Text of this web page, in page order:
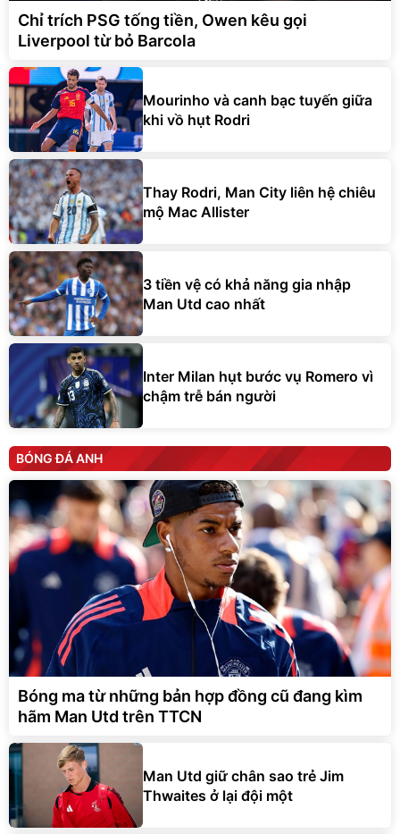
Chỉ trích PSG tống tiền, Owen kêu gọi
Liverpool từ bỏ Barcola
Mourinho và canh bạc tuyến giữa
khi vồ hụt Rodri
Thay Rodri, Man City liên hệ chiêu
mộ Mac Allister
3 tiền vệ có khả năng gia nhập
Man Utd cao nhất
Inter Milan hụt bước vụ Romero vì
chậm trễ bán người
BÓNG ĐÁ ANH
Bóng ma từ những bản hợp đồng cũ đang kìm
hãm Man Utd trên TTCN
Man Utd giữ chân sao trẻ Jim
Thwaites ở lại đội một